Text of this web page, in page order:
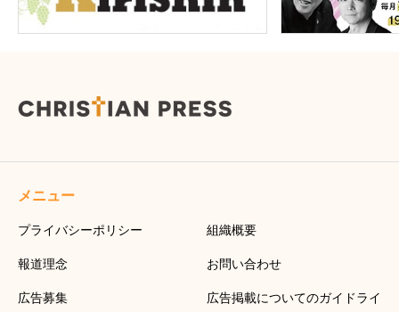
メニュー
プライバシーポリシー 組織概要
報道理念 お問い合わせ
広告募集
広告掲載についてのガイドライ